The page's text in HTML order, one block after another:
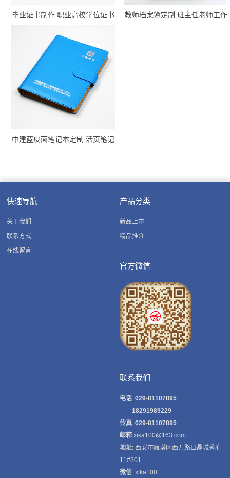
毕业证书制作 职业高校学位证书
教师档案簿定制 班主任老师工作
中建蓝皮面笔记本定制 活页笔记
快速导航
关于我们
联系方式
在线留言
产品分类
新品上市
精品推介
官方微信
联系我们
电话: 029-81107895
18291989229
传真: 029-81107895
邮箱:xika100@163.com
地址: 西安市雁塔区西万路口晶城秀府
11#801
微信: xika100